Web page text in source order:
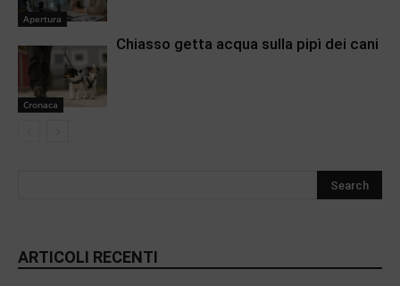
Apertura
Cronaca
Chiasso getta acqua sulla pipì dei cani
ARTICOLI RECENTI